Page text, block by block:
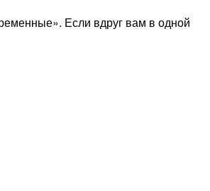
Если вдруг вам в одной